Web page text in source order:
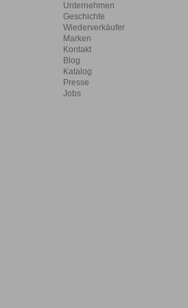
Unternehmen
Geschichte
Wiederverkäufer
Marken
Kontakt
Blog
Katalog
Presse
Jobs